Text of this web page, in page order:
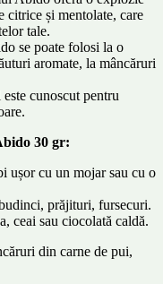
citrice și mentolate, care
tale.
se poate folosi la o
aromate, la mâncăruri
cunoscut pentru
30 gr:
ușor cu un mojar sau cu o
prăjituri, fursecuri.
ceai sau ciocolată caldă.
din carne de pui,